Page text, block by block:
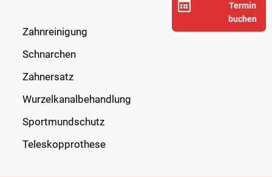
Zahnreinigung
Schnarchen
Zahnersatz
Wurzelkanalbehandlung
Sportmundschutz
Teleskopprothese
Termin
buchen